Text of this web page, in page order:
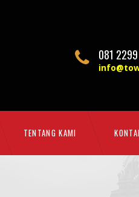
081
TENTANG KAMI